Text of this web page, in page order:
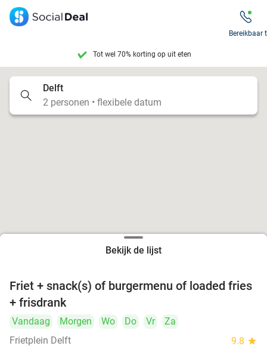
7 dagen per week beschikbaar
10+ miljoen leden
9,4 op basis van
Tot wel 70% korting op uit eten
Bereikbaar
Delft
2 personen • flexibele datum
Bekijk de lijst
39%
Friet + snack(s) of burgermenu of loaded fries
+ frisdrank
Vandaag Morgen Wo Do Vr
Za
Frietplein Delft
9.8 star